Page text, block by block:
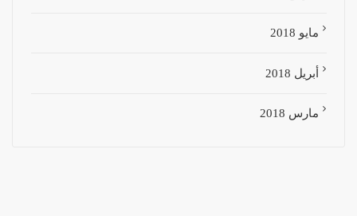
مايو 2018
أبريل 2018
مارس 2018